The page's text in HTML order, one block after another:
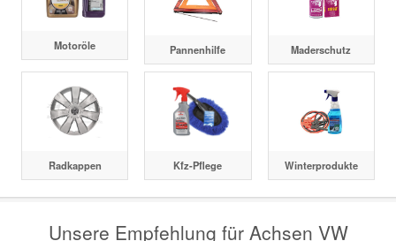
Motoröle Pannenhilfe Maderschutz
Radkappen Kfz-Pflege Winterprodukte
Unsere Empfehlung für Achsen VW